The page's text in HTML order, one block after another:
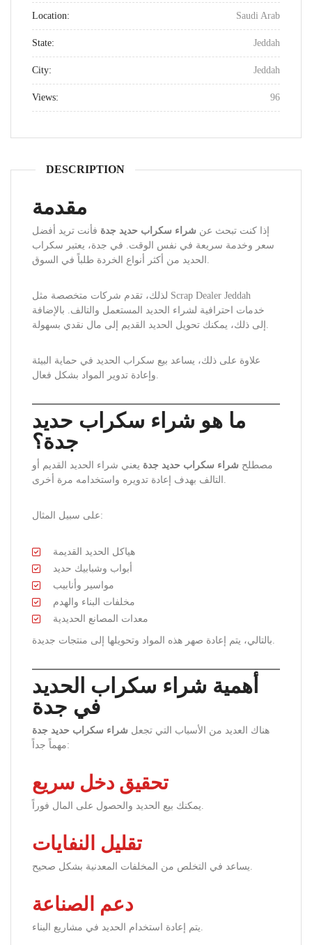
Location: Saudi Arab
State: Jeddah
City: Jeddah
Views: 96
DESCRIPTION
مقدمة
إذا كنت تبحث عن شراء سكراب حديد جدة فأنت تريد أفضل
سعر وخدمة سريعة في نفس الوقت. في جدة، يعتبر سكراب
الحديد من أكثر أنواع الخردة طلباً في السوق.
لذلك، تقدم شركات متخصصة مثل Scrap Dealer Jeddah
خدمات احترافية لشراء الحديد المستعمل والتالف. بالإضافة
إلى ذلك، يمكنك تحويل الحديد القديم إلى مال نقدي بسهولة.
علاوة على ذلك، يساعد بيع سكراب الحديد في حماية البيئة
وإعادة تدوير المواد بشكل فعال.
ما هو شراء سكراب حديد
جدة؟
مصطلح شراء سكراب حديد جدة يعني شراء الحديد القديم أو
التالف بهدف إعادة تدويره واستخدامه مرة أخرى.
على سبيل المثال:
هياكل الحديد القديمة
أبواب وشبابيك حديد
مواسير وأنابيب
مخلفات البناء والهدم
معدات المصانع الحديدية
بالتالي، يتم إعادة صهر هذه المواد وتحويلها إلى منتجات جديدة.
أهمية شراء سكراب الحديد
في جدة
هناك العديد من الأسباب التي تجعل شراء سكراب حديد جدة
مهماً جداً:
تحقيق دخل سريع
يمكنك بيع الحديد والحصول على المال فوراً.
تقليل النفايات
يساعد في التخلص من المخلفات المعدنية بشكل صحيح.
دعم الصناعة
يتم إعادة استخدام الحديد في مشاريع البناء.